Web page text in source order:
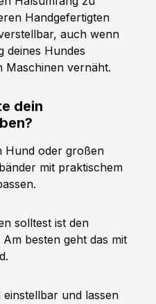
Handgefertigten
auch wenn
deines Hundes
Maschinen vernäht.
dein
Hund oder großen
mit praktischem
solltest ist den
besten geht das mit
und lassen